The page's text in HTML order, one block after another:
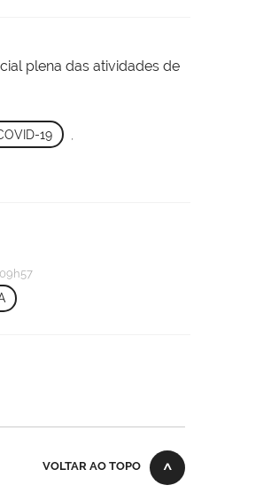
plena das atividades de
19
VOLTAR AO TOPO